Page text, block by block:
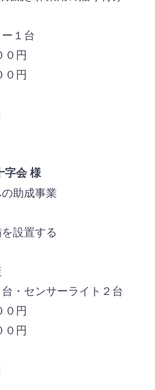
１台
０円
０円
字会 様
助成事業
設置する
・センサーライト２台
０円
０円